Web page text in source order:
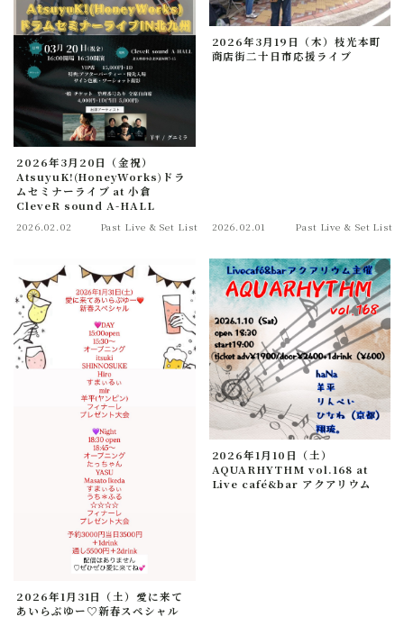
2026年3月20日（金祝）
AtsuyuK!(HoneyWorks)ドラ
ムセミナーライブ at 小倉
CleveR sound A-HALL
2026.02.02 Past Live & Set List
2026年3月19日（木）枝光本町
商店街二十日市応援ライブ
2026.02.01 Past Live & Set List
2026年1月31日（土）愛に来て
あいらぶゆー♡新春スペシャル
2026年1月10日（土）
AQUARHYTHM vol.168 at
Live café&bar アクアリウム